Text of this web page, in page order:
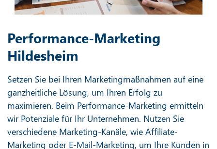
Performance-Marketing
Hildesheim
Setzen Sie bei Ihren Marketingmaßnahmen auf eine
ganzheitliche Lösung, um Ihren Erfolg zu
maximieren. Beim Performance-Marketing ermitteln
wir Potenziale für Ihr Unternehmen. Nutzen Sie
verschiedene Marketing-Kanäle, wie Affiliate-
Marketing oder E-Mail-Marketing, um Ihre Kunden in